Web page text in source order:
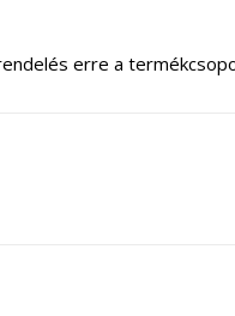
erre a